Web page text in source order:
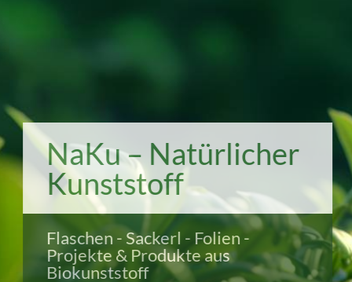
NaKu – Natürlicher
Kunststoff
Flaschen - Sackerl - Folien -
Projekte & Produkte aus
Biokunststoff